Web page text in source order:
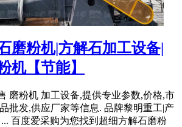
磨粉机|方解石加工设备|
机【节能】
磨粉机 加工设备,提供专业参数,价格,市
批发,供应厂家等信息. 品牌黎明重工|产
百度爱采购为您找到超细方解石磨粉